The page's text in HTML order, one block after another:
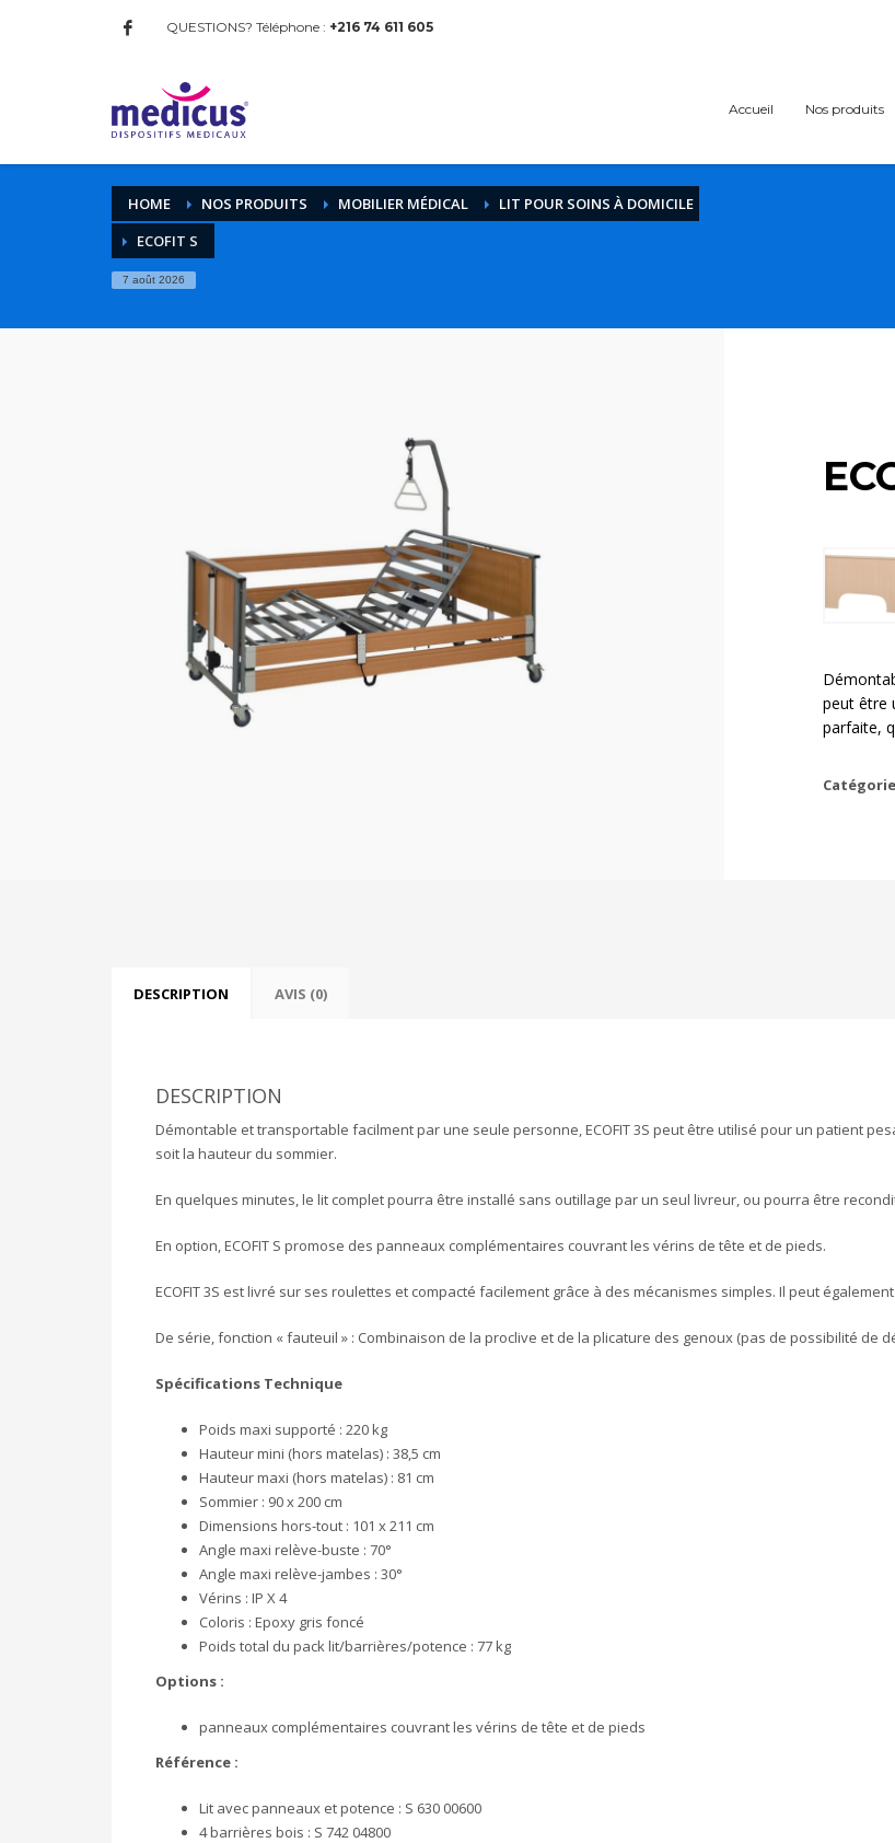
QUESTIONS? Téléphone : +216 74 611 605
Accueil Nos produits
HOME NOS PRODUITS MOBILIER MÉDICAL
LIT POUR SOINS À DOMICILE
ECOFIT S
7 août 2026
peut être
parfaite,
DESCRIPTION AVIS (0)
DESCRIPTION
Démontable et transportable facilment par une seule personne, ECOFIT 3S peut être utilisé pour un patient
soit la hauteur du sommier.
En quelques minutes, le lit complet pourra être installé sans outillage par un seul livreur, ou pourra être
En option, ECOFIT S promose des panneaux complémentaires couvrant les vérins de tête et de pieds.
ECOFIT 3S est livré sur ses roulettes et compacté facilement grâce à des mécanismes simples. Il peut
De série, fonction « fauteuil » : Combinaison de la proclive et de la plicature des genoux (pas de possibilité de
Spécifications Technique
Poids maxi supporté : 220 kg
Hauteur mini (hors matelas) : 38,5 cm
Hauteur maxi (hors matelas) : 81 cm
Sommier : 90 x 200 cm
Dimensions hors-tout : 101 x 211 cm
Angle maxi relève-buste : 70°
Angle maxi relève-jambes : 30°
Vérins : IP X 4
Coloris : Epoxy gris foncé
Poids total du pack lit/barrières/potence : 77 kg
Options :
panneaux complémentaires couvrant les vérins de tête et de pieds
Référence :
Lit avec panneaux et potence : S 630 00600
4 barrières bois : S 742 04800